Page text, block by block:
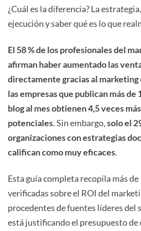
¿Cuál es la diferencia? La
ejecución y saber qué es lo que
El 58 % de los profesionales del
afirman haber aumentado las
directamente gracias al
las empresas que publican más de
blog al mes obtienen 4,5 veces
potenciales. Sin embargo,solo el
organizaciones con estrategias
califican como muy eficaces.
Esta guía completa recopila más
verificadas sobre el ROI del
procedentes de fuentes líderes del
está justificando el presupuesto de